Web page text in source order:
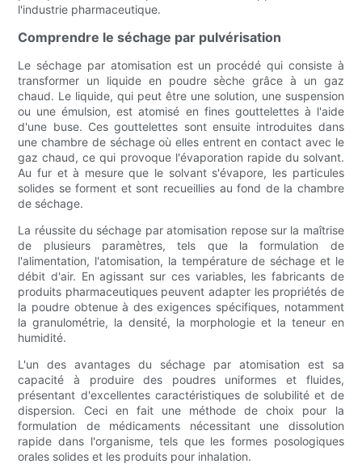
l'industrie pharmaceutique.
Comprendre le séchage par pulvérisation
Le séchage par atomisation est un procédé qui consiste à
transformer un liquide en poudre sèche grâce à un gaz
chaud. Le liquide, qui peut être une solution, une suspension
ou une émulsion, est atomisé en fines gouttelettes à l'aide
d'une buse. Ces gouttelettes sont ensuite introduites dans
une chambre de séchage où elles entrent en contact avec le
gaz chaud, ce qui provoque l'évaporation rapide du solvant.
Au fur et à mesure que le solvant s'évapore, les particules
solides se forment et sont recueillies au fond de la chambre
de séchage.
La réussite du séchage par atomisation repose sur la maîtrise
de plusieurs paramètres, tels que la formulation de
l'alimentation, l'atomisation, la température de séchage et le
débit d'air. En agissant sur ces variables, les fabricants de
produits pharmaceutiques peuvent adapter les propriétés de
la poudre obtenue à des exigences spécifiques, notamment
la granulométrie, la densité, la morphologie et la teneur en
humidité.
L'un des avantages du séchage par atomisation est sa
capacité à produire des poudres uniformes et fluides,
présentant d'excellentes caractéristiques de solubilité et de
dispersion. Ceci en fait une méthode de choix pour la
formulation de médicaments nécessitant une dissolution
rapide dans l'organisme, tels que les formes posologiques
orales solides et les produits pour inhalation.